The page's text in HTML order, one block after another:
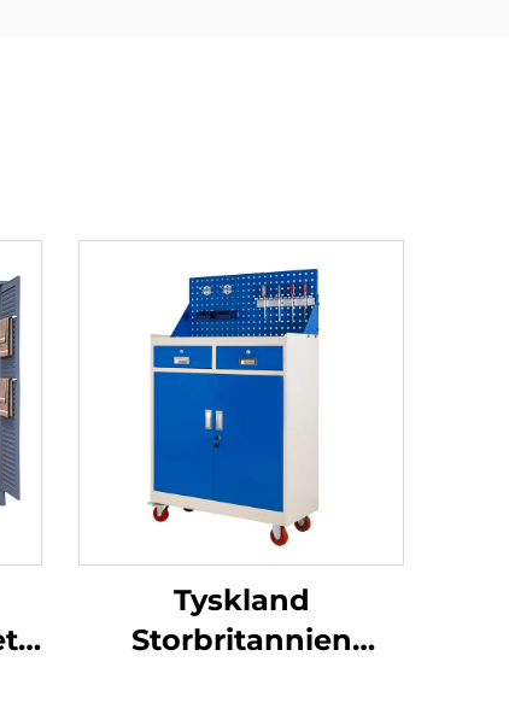
Tyskland
Storbritannien